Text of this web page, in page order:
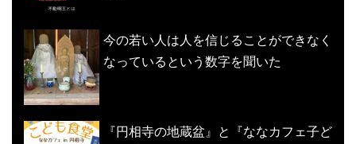
今の若い人は人を信じることができなく
なっているという数字を聞いた
『円相寺の地蔵盆』と『ななカフェ子ど